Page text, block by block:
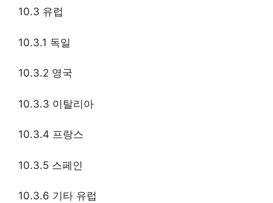
10.3 유럽
10.3.1 독일
10.3.2 영국
10.3.3 이탈리아
10.3.4 프랑스
10.3.5 스페인
10.3.6 기타 유럽